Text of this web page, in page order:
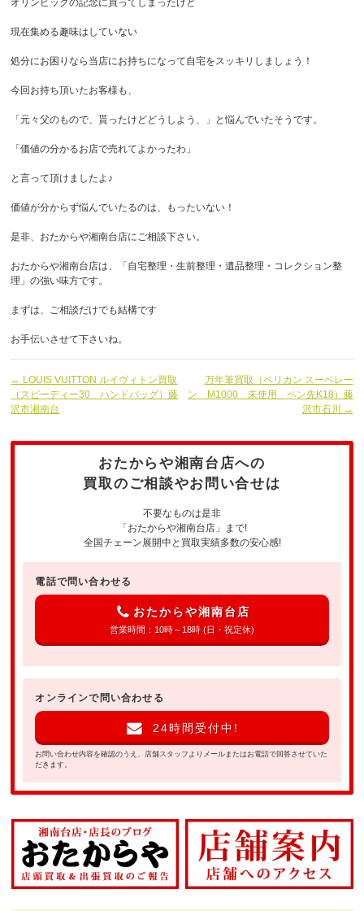
オリンピックの記念に買ってしまったけど
現在集める趣味はしていない
処分にお困りなら当店にお持ちになって自宅をスッキリしましょう！
今回お持ち頂いたお客様も、
「元々父のもので、貰ったけどどうしよう、」と悩んでいたそうです。
「価値の分かるお店で売れてよかったわ」
と言って頂けましたよ♪
価値が分からず悩んでいたるのは、もったいない！
是非、おたからや湘南台店にご相談下さい。
おたからや湘南台店は、「自宅整理・生前整理・遺品整理・コレクション整
理」の強い味方です。
まずは、ご相談だけでも結構です
お手伝いさせて下さいね。
← LOUIS VUITTON ルイヴィトン買取
（スピーディー30 ハンドバッグ）藤
沢市湘南台
万年筆買取（ペリカン スーベレー
ン M1000 未使用 ペン先K18）藤
沢市石川 →
おたからや湘南台店への
買取のご相談やお問い合せは
不要なものは是非
「おたからや湘南台店」まで!
全国チェーン展開中と買取実績多数の安心感!
電話で問い合わせる
おたからや湘南台店
営業時間：10時～18時 (日・祝定休)
オンラインで問い合わせる
24時間受付中!
お問い合わせ内容を確認のうえ、店舗スタッフよりメールまたはお電話で回答させていた
だきます。